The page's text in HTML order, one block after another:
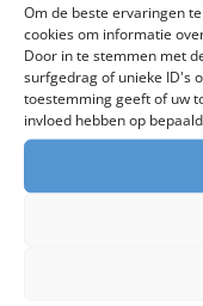
Om de beste ervaringen
cookies om informatie
Door in te stemmen met
surfgedrag of unieke ID's
toestemming geeft of uw
invloed hebben op
Ook het nadeel
hoeft zo gelukkig
aanschaffen van
kiezen voor een
goed voor het
portemonnee.
en regelmatig
levensduur en
een schonere en